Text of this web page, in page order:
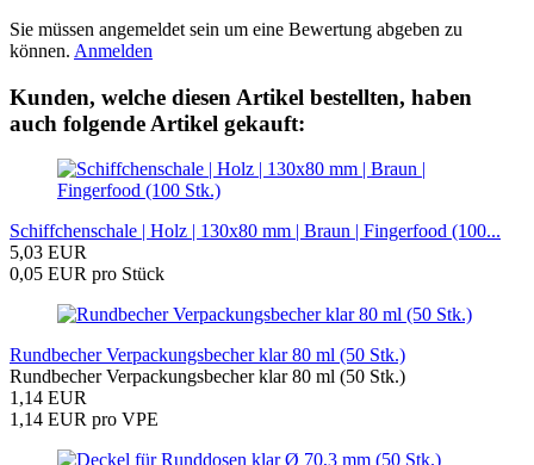
Sie müssen angemeldet sein um eine Bewertung abgeben zu
können. Anmelden
Kunden, welche diesen Artikel bestellten, haben
auch folgende Artikel gekauft:
Schiffchenschale | Holz | 130x80 mm | Braun | Fingerfood (100...
5,03 EUR
0,05 EUR pro Stück
Rundbecher Verpackungsbecher klar 80 ml (50 Stk.)
Rundbecher Verpackungsbecher klar 80 ml (50 Stk.)
1,14 EUR
1,14 EUR pro VPE